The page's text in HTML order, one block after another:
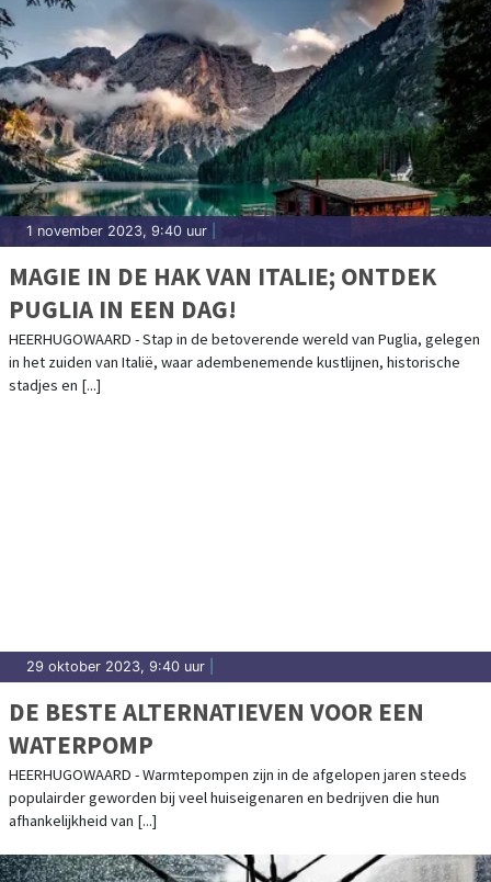
1 november 2023, 9:40 uur
MAGIE IN DE HAK VAN ITALIE; ONTDEK
PUGLIA IN EEN DAG!
HEERHUGOWAARD - Stap in de betoverende wereld van Puglia, gelegen
in het zuiden van Italië, waar adembenemende kustlijnen, historische
stadjes en [...]
29 oktober 2023, 9:40 uur
DE BESTE ALTERNATIEVEN VOOR EEN
WATERPOMP
HEERHUGOWAARD - Warmtepompen zijn in de afgelopen jaren steeds
populairder geworden bij veel huiseigenaren en bedrijven die hun
afhankelijkheid van [...]